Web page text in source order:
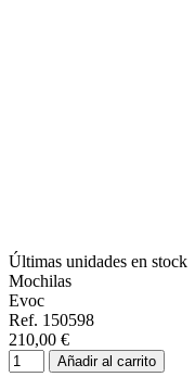
Últimas unidades en stock
Mochilas
Evoc
Ref. 150598
210,00 €
Añadir al carrito